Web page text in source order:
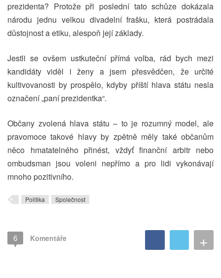
prezidenta? Protože při poslední tato schůze dokázala
národu jednu velkou divadelní frašku, která postrádala
důstojnost a etiku, alespoň její základy.
Jestli se ovšem ustkuteční přímá volba, rád bych mezi
kandidáty viděl i ženy a jsem přesvědčen, že určité
kultivovanosti by prospělo, kdyby příští hlava státu nesla
označení „paní prezidentka“.
Občany zvolená hlava státu – to je rozumný model, ale
pravomoce takové hlavy by zpětně měly také občanům
něco hmatatelného přinést, vždyť finanční arbitr nebo
ombudsman jsou voleni nepřímo a pro lidi vykonávají
mnoho pozitivního.
Politika Společnost
6 Komentáře +